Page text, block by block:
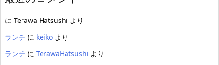
に Terawa Hatsushi より
ランチ に keiko より
ランチ に TerawaHatsushi より